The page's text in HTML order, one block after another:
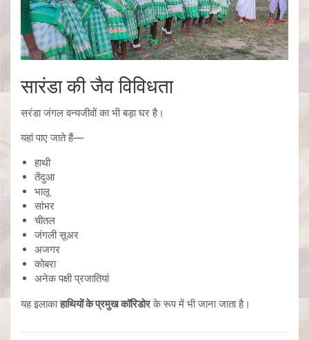
सारंडा की जैव विविधता
सरंडा जंगल वन्यजीवों का भी बड़ा घर है।
यहां पाए जाते हैं—
हाथी
तेंदुआ
भालू
सांभर
चीतल
जंगली सूअर
अजगर
कोबरा
अनेक पक्षी प्रजातियां
यह इलाकाहाथियों के प्रमुख कॉरिडोरके रूप में भी जाना जाता है।